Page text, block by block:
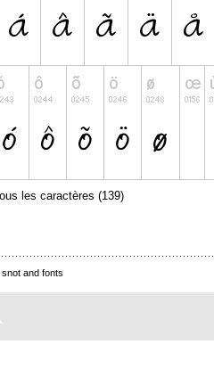
les caractères (139)
and fonts